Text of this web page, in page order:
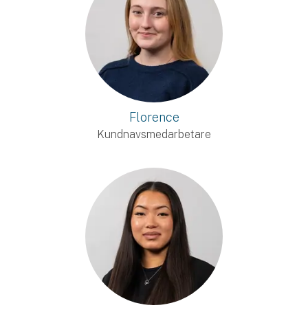
Florence
Kundnavsmedarbetare